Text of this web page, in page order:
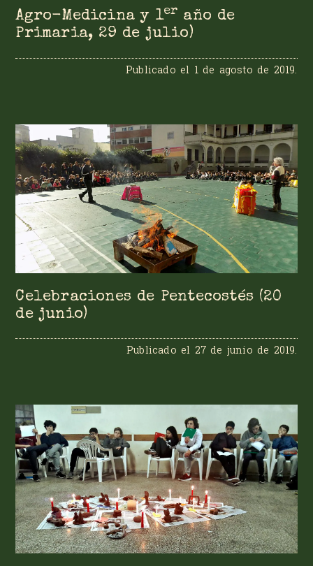
Agro-Medicina y 1er año de
Primaria, 29 de julio)
Publicado el 1 de agosto de 2019.
Celebraciones de Pentecostés (20
de junio)
Publicado el 27 de junio de 2019.